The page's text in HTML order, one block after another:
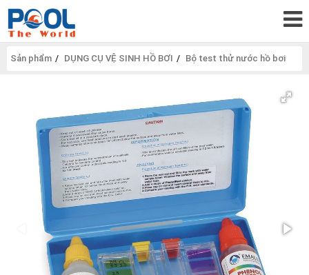
Sản phẩm DỤNG CỤ VỆ SINH HỒ BƠI Bộ test thử nước hồ bơi